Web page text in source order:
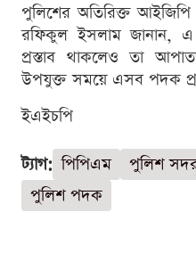
পুলিশের অতিরিক্ত
রফিকুল ইসলাম জানান,
প্রস্তাব থাকলেও তা
উপযুক্ত সময়ে এসব পদক
ইএইচপি
ট্যাগ: পিপিএম পুলিশ
পুলিশ পদক